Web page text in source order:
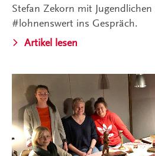
Stefan Zekorn mit
#lohnenswert ins Gespräch.
Artikel lesen